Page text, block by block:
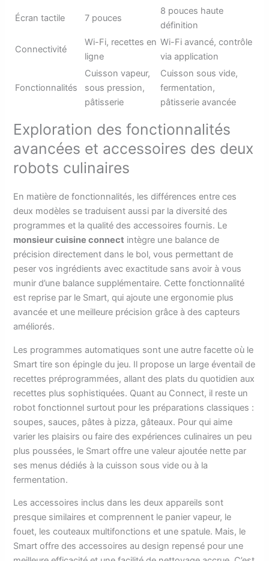
Écran tactile 7 pouces
8 pouces haute
définition
Connectivité
Wi-Fi, recettes en
ligne
Wi-Fi avancé, contrôle
via application
Fonctionnalités
Cuisson vapeur,
sous pression,
pâtisserie
Cuisson sous vide,
fermentation,
pâtisserie avancée
Exploration des fonctionnalités
avancées et accessoires des deux
robots culinaires
En matière de fonctionnalités, les différences entre ces
deux modèles se traduisent aussi par la diversité des
programmes et la qualité des accessoires fournis. Le
monsieur cuisine connect intègre une balance de
précision directement dans le bol, vous permettant de
peser vos ingrédients avec exactitude sans avoir à vous
munir d’une balance supplémentaire. Cette fonctionnalité
est reprise par le Smart, qui ajoute une ergonomie plus
avancée et une meilleure précision grâce à des capteurs
améliorés.
Les programmes automatiques sont une autre facette où le
Smart tire son épingle du jeu. Il propose un large éventail de
recettes préprogrammées, allant des plats du quotidien aux
recettes plus sophistiquées. Quant au Connect, il reste un
robot fonctionnel surtout pour les préparations classiques :
soupes, sauces, pâtes à pizza, gâteaux. Pour qui aime
varier les plaisirs ou faire des expériences culinaires un peu
plus poussées, le Smart offre une valeur ajoutée nette par
ses menus dédiés à la cuisson sous vide ou à la
fermentation.
Les accessoires inclus dans les deux appareils sont
presque similaires et comprennent le panier vapeur, le
fouet, les couteaux multifonctions et une spatule. Mais, le
Smart offre des accessoires au design repensé pour une